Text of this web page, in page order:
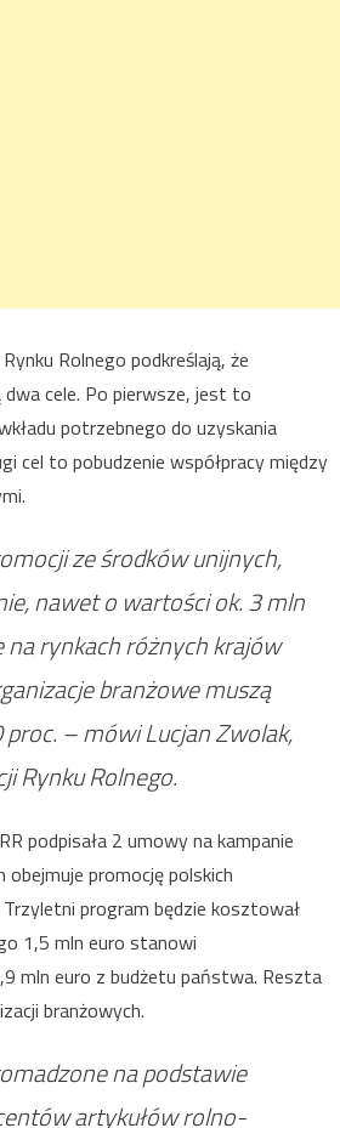
Rolnego podkreślają, że
cele. Po pierwsze, jest to
potrzebnego do uzyskania
cel to pobudzenie współpracy między
ze środków unijnych,
nawet o wartości ok. 3 mln
na rynkach różnych krajów
branżowe muszą
proc. – mówi Lucjan Zwolak,
Rynku Rolnego.
podpisała 2 umowy na kampanie
obejmuje promocję polskich
program będzie kosztował
1,5 mln euro stanowi
mln euro z budżetu państwa. Reszta
branżowych.
na podstawie
artykułów rolno-